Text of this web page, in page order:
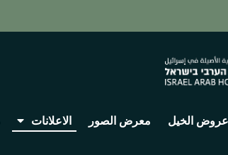
عروض الخيل معرض الصور الاعلانات